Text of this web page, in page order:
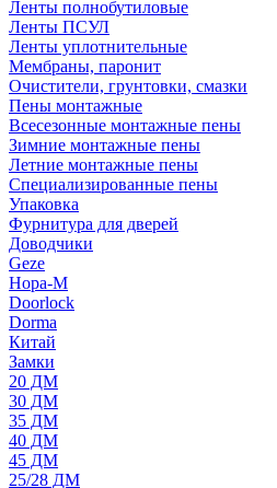
Ленты полнобутиловые
Ленты ПСУЛ
Ленты уплотнительные
Мембраны, паронит
Очистители, грунтовки, смазки
Пены монтажные
Всесезонные монтажные пены
Зимние монтажные пены
Летние монтажные пены
Специализированные пены
Упаковка
Фурнитура для дверей
Доводчики
Geze
Нора-М
Doorlock
Dorma
Китай
Замки
20 ДМ
30 ДМ
35 ДМ
40 ДМ
45 ДМ
25/28 ДМ